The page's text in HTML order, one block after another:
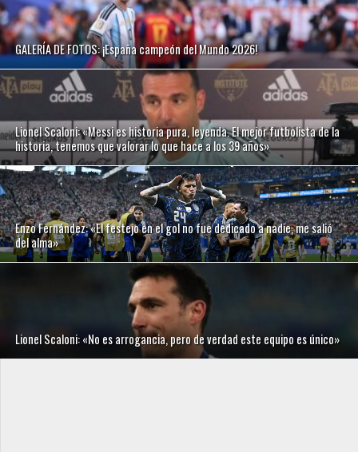
GALERÍA DE FOTOS: ¡España campeón del Mundo 2026!
Lionel Scaloni: «Messi es historia pura, leyenda. El mejor futbolista de la
historia, tenemos que valorar lo que hace a los 39 años»
Enzo Fernández: «El festejo en el gol no fue dedicado a nadie, me salió
del alma»
Lionel Scaloni: «No es arrogancia, pero de verdad este equipo es único»